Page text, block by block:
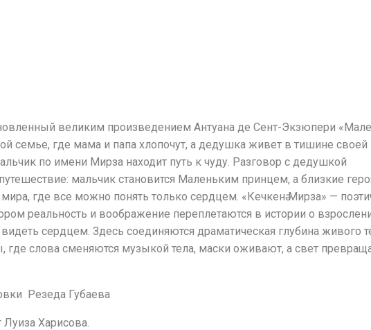
великим произведением Антуана де Сент-Экзюпери
семье, где мама и папа хлопочут, а дедушка живет в тишине своей
по имени Мирза находит путь к чуду. Разговор с дедушкой
мальчик становится Маленьким принцем, а близкие
где все можно понять только сердцем. «Кечкенә Мирза» —
реальность и воображение переплетаются в истории о
сердцем. Здесь соединяются драматическая глубина живого
где слова сменяются музыкой тела, маски оживают, а свет
Резеда Губаева
Харисова.